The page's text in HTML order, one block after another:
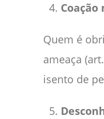
Quem é
ameaça
isento de